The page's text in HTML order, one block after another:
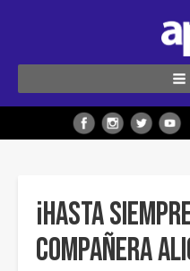
¡Hasta
compañera